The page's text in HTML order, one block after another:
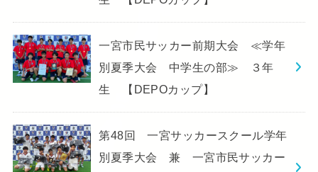
一宮市民サッカー前期大会 ≪学年
別夏季大会 中学生の部≫ ３年
生 【DEPOカップ】
第48回 一宮サッカースクール学年
別夏季大会 兼 一宮市民サッカー